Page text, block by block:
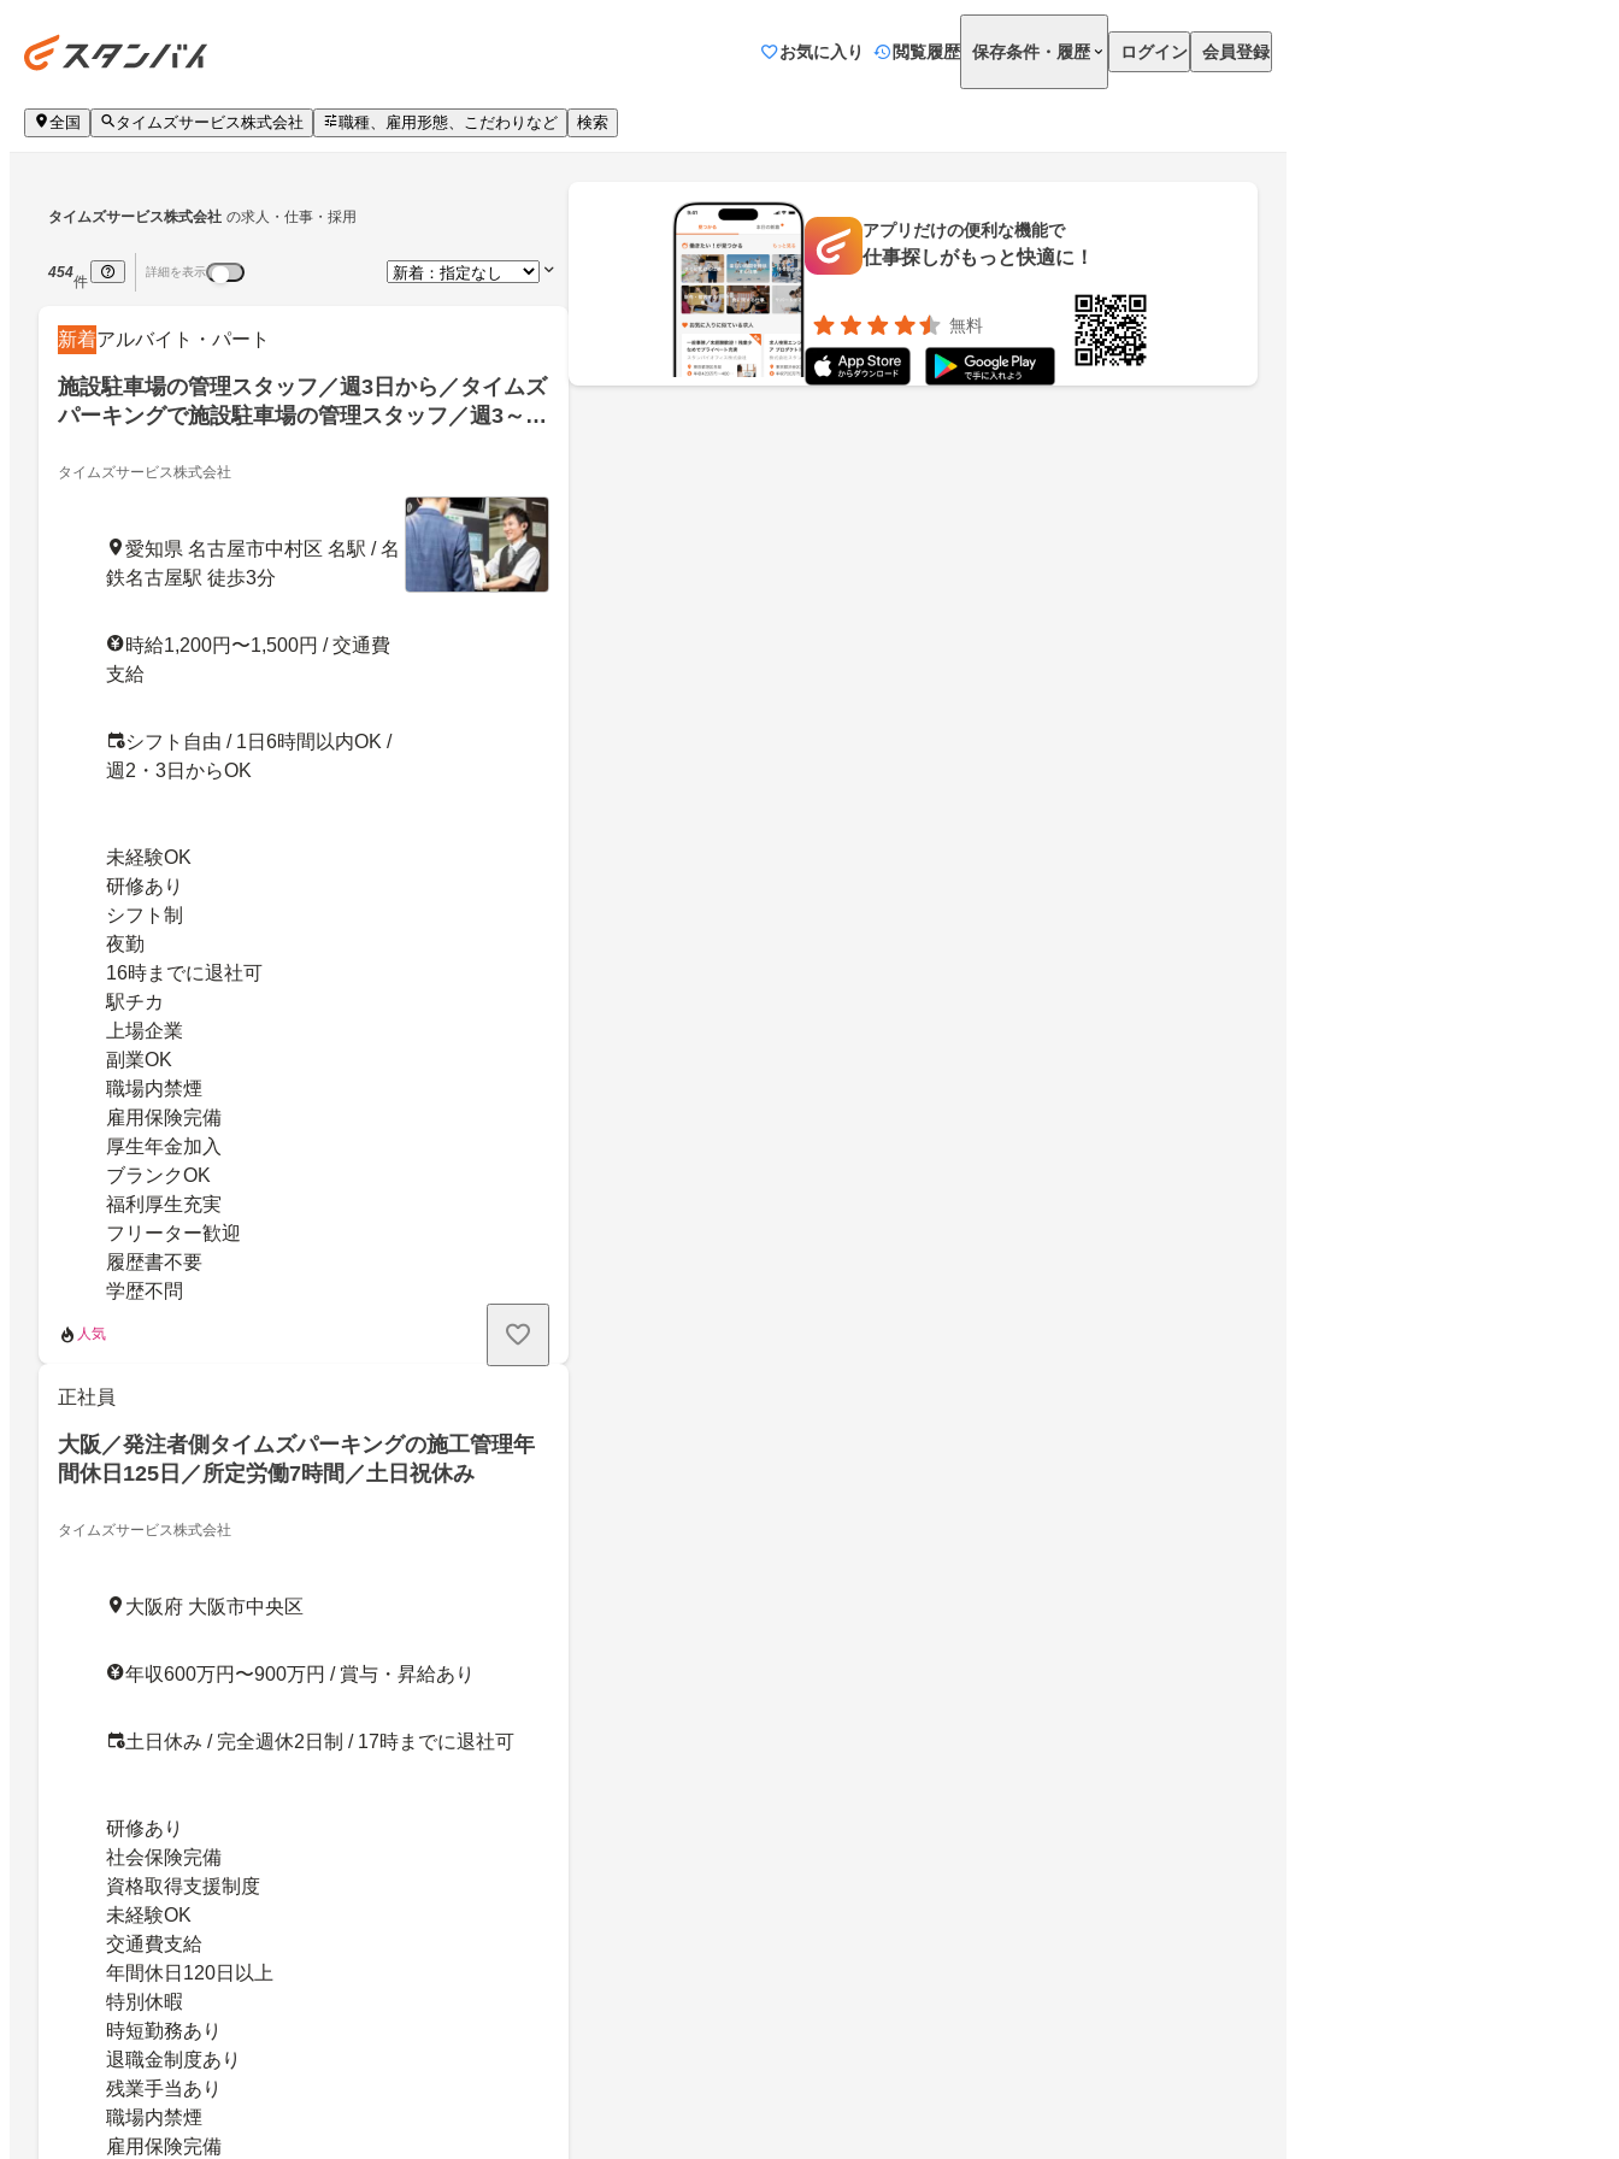
お気に入り 閲覧履歴 保存条件・履歴 ログイン 会員登録
全国 タイムズサービス株式会社 職種、雇用形態、こだわりなど 検索
タイムズサービス株式会社 の求人・仕事・採用
454
件
詳細を表示
新着アルバイト・パート
施設駐車場の管理スタッフ／週3日から／タイムズ
パーキングで施設駐車場の管理スタッフ／週3～／
タイムズサービス株式会社
愛知県 名古屋市中村区 名駅 / 名
鉄名古屋駅 徒歩3分
時給1,200円〜1,500円 / 交通費
支給
シフト自由 / 1日6時間以内OK /
週2・3日からOK
未経験OK
研修あり
シフト制
夜勤
16時までに退社可
駅チカ
上場企業
副業OK
職場内禁煙
雇用保険完備
厚生年金加入
ブランクOK
福利厚生充実
フリーター歓迎
履歴書不要
学歴不問
人気
正社員
大阪／発注者側タイムズパーキングの施工管理年
間休日125日／所定労働7時間／土日祝休み
タイムズサービス株式会社
大阪府 大阪市中央区
年収600万円〜900万円 / 賞与・昇給あり
土日休み / 完全週休2日制 / 17時までに退社可
研修あり
社会保険完備
資格取得支援制度
未経験OK
交通費支給
年間休日120日以上
特別休暇
時短勤務あり
退職金制度あり
残業手当あり
職場内禁煙
雇用保険完備
アプリだけの便利な機能で
仕事探しがもっと快適に！
無料